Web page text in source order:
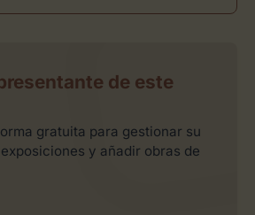
de este
gratuita para gestionar su
y añadir obras de